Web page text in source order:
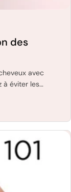
des
avec
à éviter les
et Wella